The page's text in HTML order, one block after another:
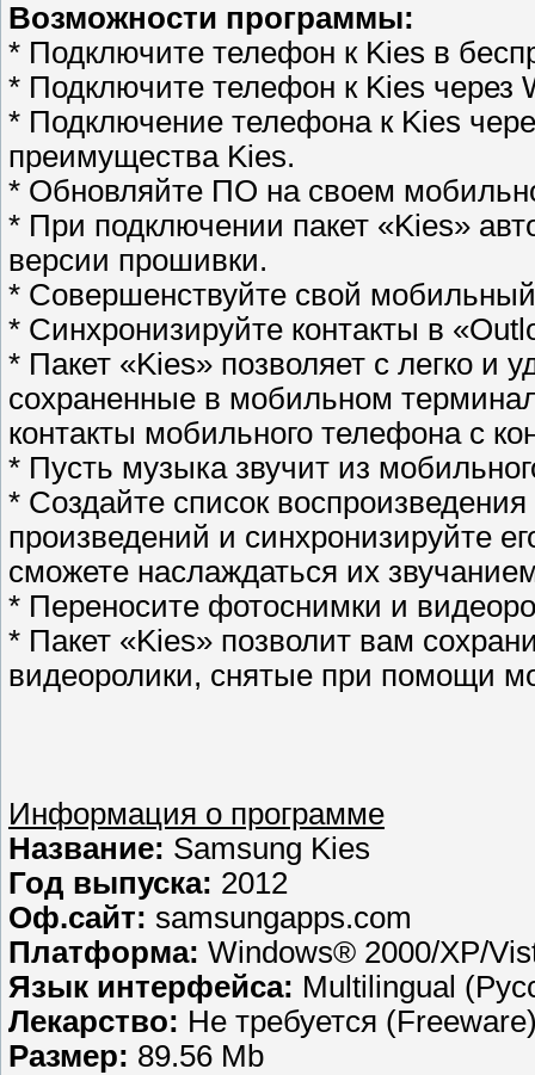
Возможности программы:
* Подключите телефон к Kies в
* Подключите телефон к Kies через
* Подключение телефона к Kies
преимущества Kies.
* Обновляйте ПО на своем
* При подключении пакет «Kies»
версии прошивки.
* Совершенствуйте свой
* Синхронизируйте контакты в
* Пакет «Kies» позволяет с легко и
сохраненные в мобильном
контакты мобильного телефона с
* Пусть музыка звучит из
* Создайте список
произведений и синхронизируйте
сможете наслаждаться их
* Переносите фотоснимки и
* Пакет «Kies» позволит вам
видеоролики, снятые при помощи
Информация о программе
Название: Samsung Kies
Год выпуска: 2012
Оф.сайт: samsungapps.com
Платформа: Windows® 2000/XP/
Язык интерфейса: Multilingual
Лекарство: Не требуется
Размер: 89.56 Mb